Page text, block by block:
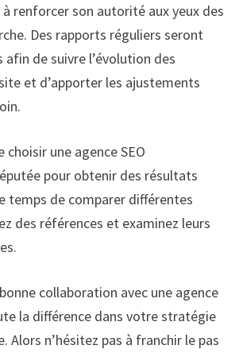
renforcer son autorité aux yeux des
Des rapports réguliers seront
de suivre l’évolution des
et d’apporter les ajustements
une agence SEO
pour obtenir des résultats
temps de comparer différentes
des références et examinez leurs
collaboration avec une agence
la différence dans votre stratégie
Alors n’hésitez pas à franchir le pas